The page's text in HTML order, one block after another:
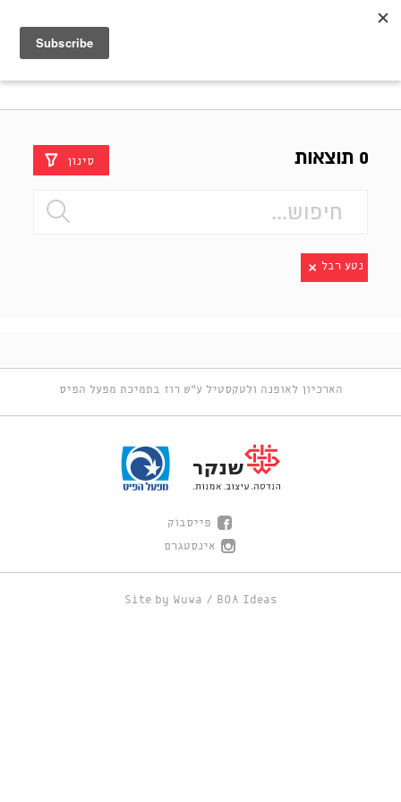
0 תוצאות סינון
נטע רבל
הארכיון לאופנה ולטקסטיל ע"ש רוז בתמיכת מפעל הפיס
פייסבוק
אינסטגרם
Site by Wuwa / BOA Ideas